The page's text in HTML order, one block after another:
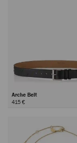
Arche Belt
415 €